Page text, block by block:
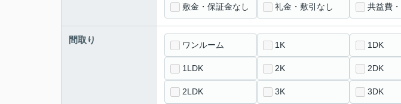
敷金・保証金なし 礼金・敷引なし 共益費
間取り ワンルーム 1K 1DK
1LDK 2K 2DK
2LDK 3K 3DK